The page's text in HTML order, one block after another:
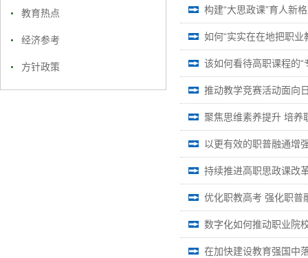
教育热点
经济参考
方针政策
构建“大思政课”育人新
如何“实实在在地把职业
该如何看待高职课程的“
推动教学竞赛活动面向
聚焦思维素养提升 培养
以更有效的职普融通增
持续推进高职思政课改
优化职教高考 强化职普
数字化如何推动职业院
在加快建设教育强国中